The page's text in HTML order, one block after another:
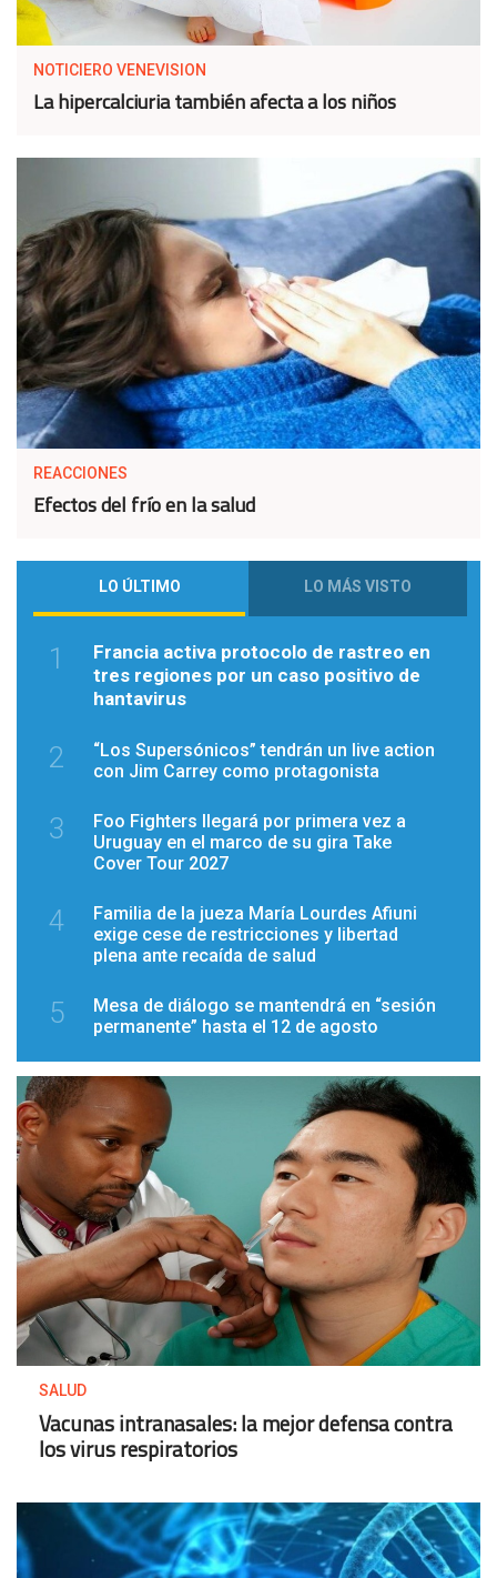
NOTICIERO VENEVISION
La hipercalciuria también afecta a los niños
REACCIONES
Efectos del frío en la salud
LO ÚLTIMO LO MÁS VISTO
1
Francia activa protocolo de rastreo en
tres regiones por un caso positivo de
hantavirus
2
“Los Supersónicos” tendrán un live action
con Jim Carrey como protagonista
3
Foo Fighters llegará por primera vez a
Uruguay en el marco de su gira Take
Cover Tour 2027
4
Familia de la jueza María Lourdes Afiuni
exige cese de restricciones y libertad
plena ante recaída de salud
5
Mesa de diálogo se mantendrá en “sesión
permanente” hasta el 12 de agosto
SALUD
Vacunas intranasales: la mejor defensa contra
los virus respiratorios